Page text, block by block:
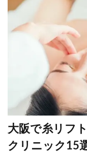
大阪で糸リフ
クリニック15